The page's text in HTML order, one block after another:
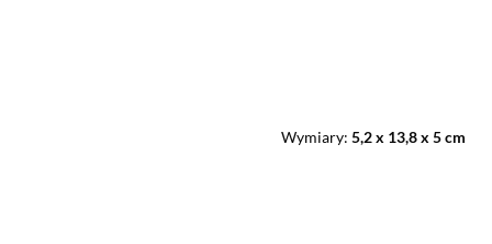
Wymiary 5,2 x 13,8 x 5 cm